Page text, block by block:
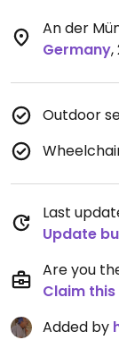
An der
Germany,
Outdoor
Last
Update
Are you
Claim
Added by